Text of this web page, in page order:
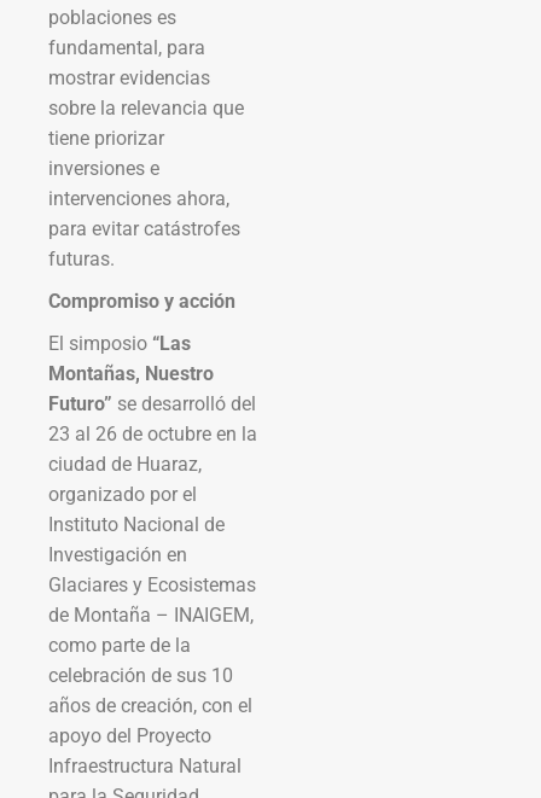
poblaciones es
fundamental, para
mostrar evidencias
sobre la relevancia que
tiene priorizar
inversiones e
intervenciones ahora,
para evitar catástrofes
futuras.
Compromiso y acción
El simposio “Las
Montañas, Nuestro
Futuro” se desarrolló del
23 al 26 de octubre en la
ciudad de Huaraz,
organizado por el
Instituto Nacional de
Investigación en
Glaciares y Ecosistemas
de Montaña – INAIGEM,
como parte de la
celebración de sus 10
años de creación, con el
apoyo del Proyecto
Infraestructura Natural